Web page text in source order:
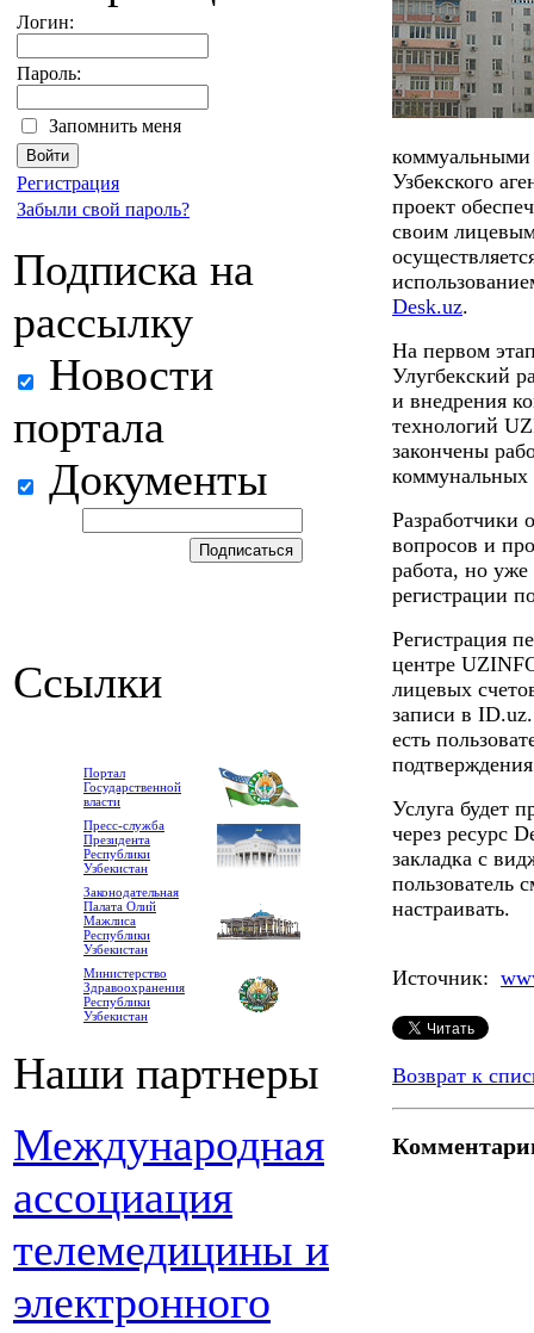
Логин:
Пароль:
Запомнить меня
Регистрация
Забыли свой пароль?
Подписка на
рассылку
Новости
портала
Документы
Ссылки
Портал
Государственной
власти
Пресс-служба
Президента
Республики
Узбекистан
Законодательная
Палата Олий
Мажлиса
Республики
Узбекистан
Министерство
Здравоохранения
Республики
Узбекистан
Наши партнеры
Международная
ассоциация
телемедицины и
электронного
коммуальными
Узбекского
проект
своим
Desk.uz.
На первом
Улугбекский
и внедрения
технологий
закончены
коммунальных
Разработчики
вопросов и
работа, но уже
регистрации
Регистрация
центре
лицевых
записи в
есть
Услуга будет
через ресурс
закладка с
пользователь
настраивать.
Источник:
Возврат к